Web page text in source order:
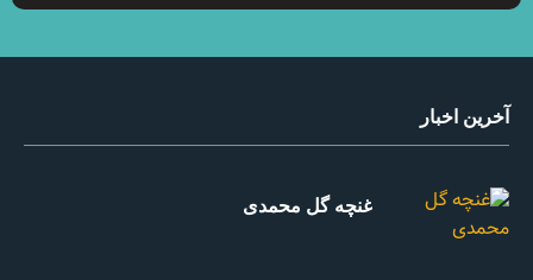
آخرین اخبار
غنچه گل محمدی